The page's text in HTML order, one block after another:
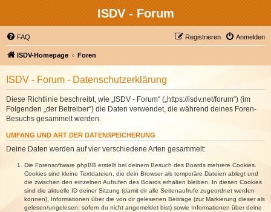
ISDV - Forum
FAQ Anmelden
Registrieren
ISDV-Homepage Foren
ISDV - Forum - Datenschutzerklärung
Diese Richtlinie beschreibt, wie „ISDV - Forum“ („https://isdv.net/forum“) (im
Folgenden „der Betreiber“) die Daten verwendet, die während deines Foren-
Besuchs gesammelt werden.
UMFANG UND ART DER DATENSPEICHERUNG
Deine Daten werden auf vier verschiedene Arten gesammelt:
Die Forensoftware phpBB erstellt bei deinem Besuch des Boards mehrere Cookies.
Cookies sind kleine Textdateien, die dein Browser als temporäre Dateien ablegt und
die zwischen den einzelnen Aufrufen des Boards erhalten bleiben. In diesen Cookies
sind die aktuelle ID deiner Sitzung (damit dir alle Seitenaufrufe zugeordnet werden
können), Informationen über die von dir gelesenen Beiträge (zur Markierung dieser als
gelesen/ungelesen; sofern du nicht angemeldet bist) sowie Informationen über deine